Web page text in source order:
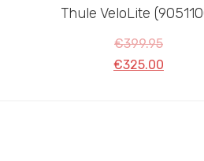
Thule VeloLite
€399.95
€325.00